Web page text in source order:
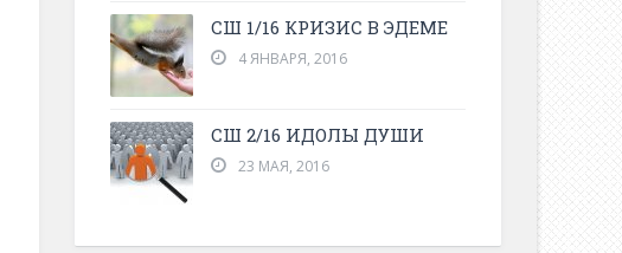
СШ 1/16 КРИЗИС В ЭДЕМЕ
4 ЯНВАРЯ, 2016
СШ 2/16 ИДОЛЫ ДУШИ
23 МАЯ, 2016